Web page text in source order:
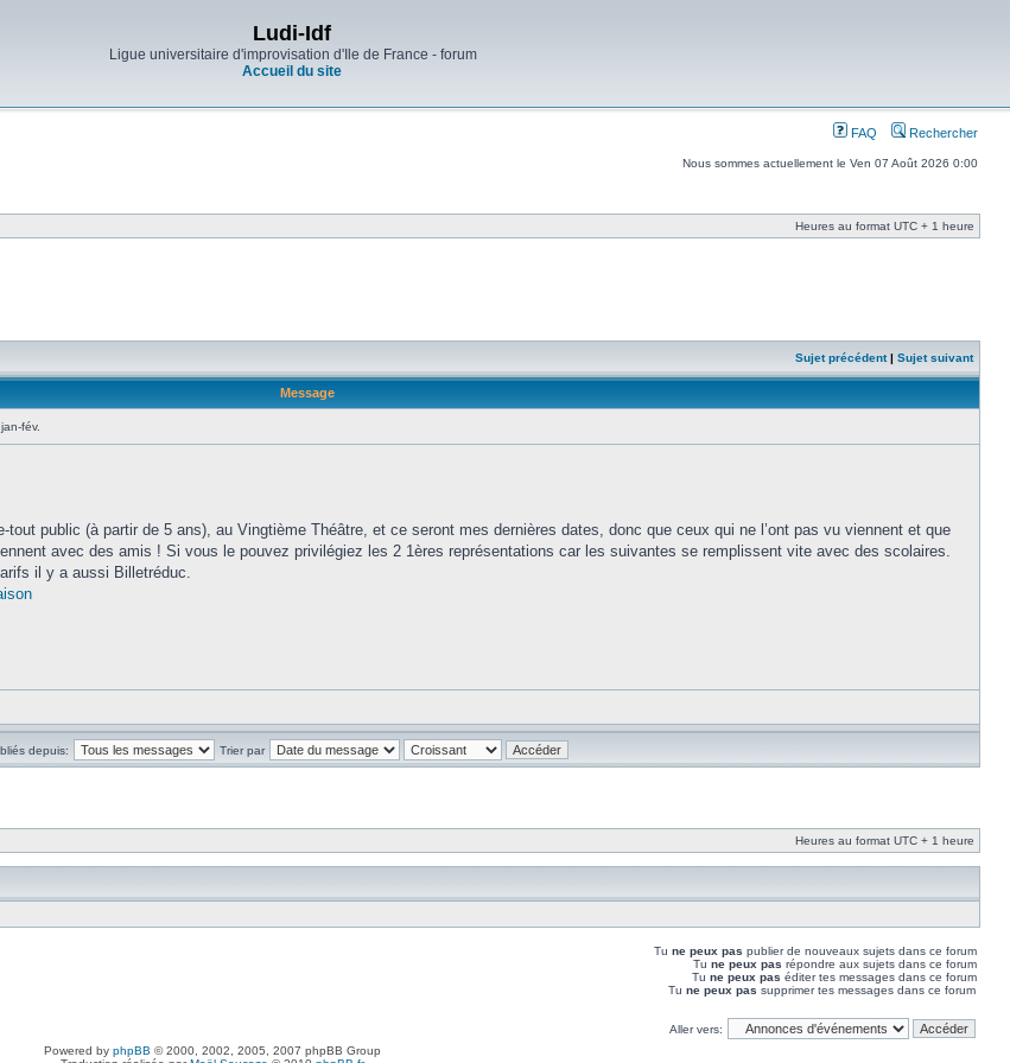
Ludi-Idf
Ligue universitaire d'improvisation d'Ile de France - forum
Accueil du site
FAQ Rechercher
Nous sommes actuellement le Ven 07 Août 2026 0:00
Heures au format UTC + 1 heure
Sujet précédent| Sujet suivant
Message
fév.
tout public (à partir de 5 ans), au Vingtième Théâtre, et ce seront mes dernières dates, donc que ceux qui ne l’ont pas vu viennent et que
avec des amis ! Si vous le pouvez privilégiez les 2 1ères représentations car les suivantes se remplissent vite avec des scolaires.
il y a aussi Billetréduc.
depuis: Trier par
Heures au format UTC + 1 heure
Tu ne peux pas publier de nouveaux sujets dans ce forum
Tu ne peux pas répondre aux sujets dans ce forum
Tu ne peux pas éditer tes messages dans ce forum
Tu ne peux pas supprimer tes messages dans ce forum
Aller vers:
Powered by phpBB © 2000, 2002, 2005, 2007 phpBB Group